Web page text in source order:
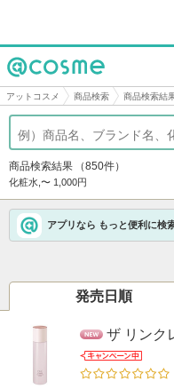
@cosme
アットコスメ 商品検索 商品検索結
商品検索結果 （850件）
化粧水,〜 1,000円
アプリなら もっと便利に検
発売日順
ザ リンク